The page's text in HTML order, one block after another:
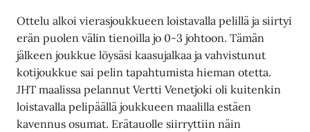
Ottelu alkoi vierasjoukkueen loistavalla pelillä ja siirtyi
erän puolen välin tienoilla jo 0-3 johtoon. Tämän
jälkeen joukkue löysäsi kaasujalkaa ja vahvistunut
kotijoukkue sai pelin tapahtumista hieman otetta.
JHT maalissa pelannut Vertti Venetjoki oli kuitenkin
loistavalla pelipäällä joukkueen maalilla estäen
kavennus osumat. Erätauolle siirryttiin näin